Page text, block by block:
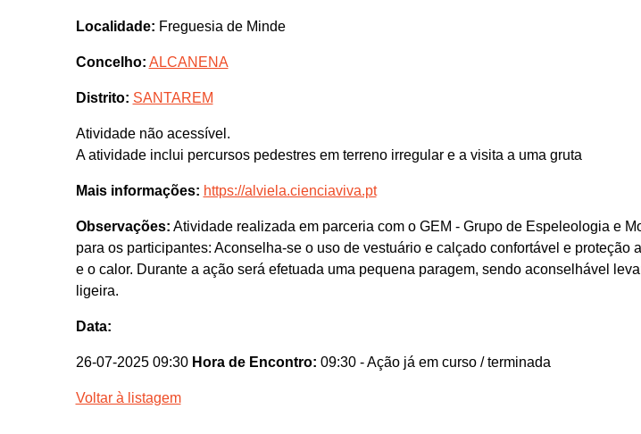
Localidade: Freguesia de Minde
Concelho: ALCANENA
Distrito: SANTAREM
Atividade não acessível.
A atividade inclui percursos pedestres em terreno irregular e a visita a uma gruta
Mais informações: https://alviela.cienciaviva.pt
Observações: Atividade realizada em parceria com o GEM - Grupo de Espeleologia e
para os participantes: Aconselha-se o uso de vestuário e calçado confortável e proteção
e o calor. Durante a ação será efetuada uma pequena paragem, sendo aconselhável
ligeira.
Data:
26-07-2025 09:30 Hora de Encontro: 09:30 - Ação já em curso / terminada
Voltar à listagem